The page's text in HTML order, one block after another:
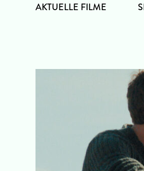
AKTUELLE FILME